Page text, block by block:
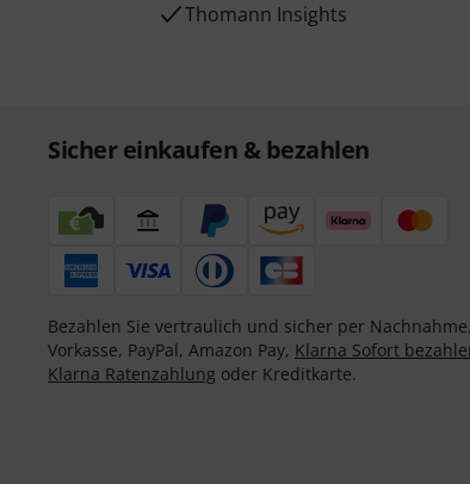
Thomann Insights
Sicher einkaufen & bezahlen
Bezahlen Sie vertraulich und sicher per Nachnahme,
Vorkasse, PayPal, Amazon Pay, Klarna Sofort
Klarna Ratenzahlung oder Kreditkarte.